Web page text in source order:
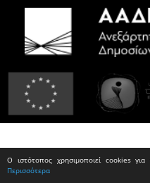
Ο ιστότοπος χρησιμοποιεί cookies για
Περισσότερα